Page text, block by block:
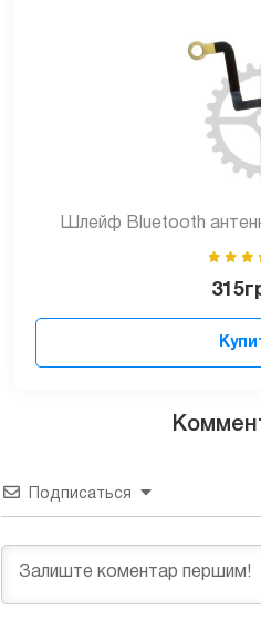
Шлейф Bluetooth
315
Подписаться